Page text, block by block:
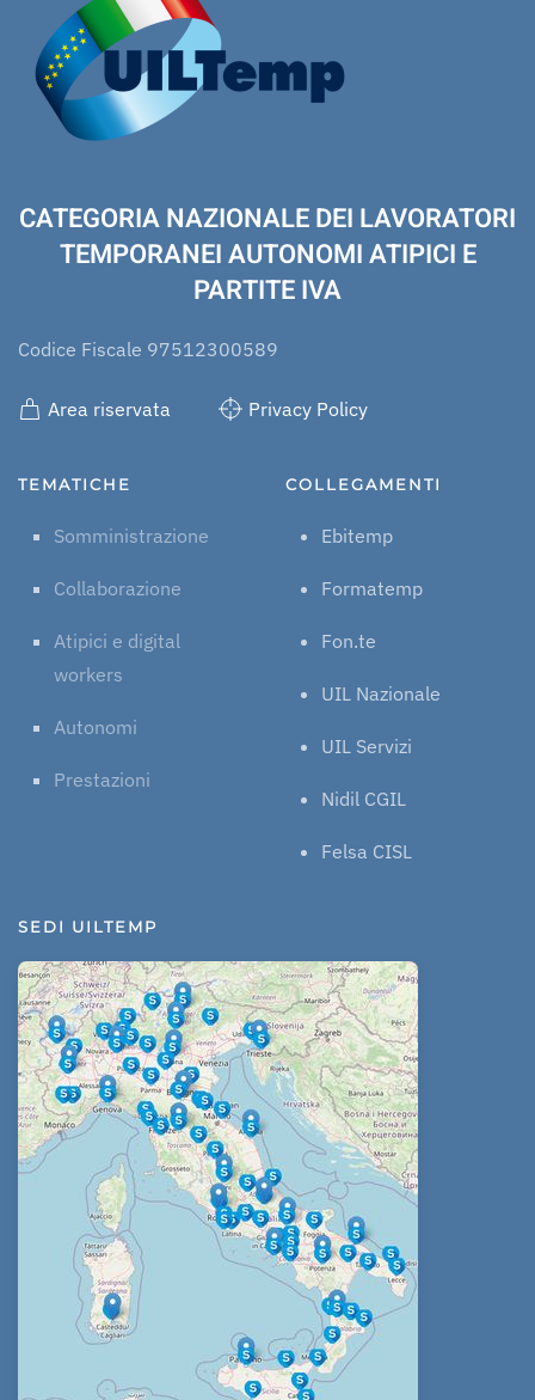
CATEGORIA NAZIONALE DEI LAVORATORI
TEMPORANEI AUTONOMI ATIPICI E
PARTITE IVA
Codice Fiscale 97512300589
Area riservata Privacy Policy
TEMATICHE
Somministrazione
Collaborazione
Atipici e digital
workers
Autonomi
Prestazioni
COLLEGAMENTI
Ebitemp
Formatemp
Fon.te
UIL Nazionale
UIL Servizi
Nidil CGIL
Felsa CISL
SEDI UILTEMP